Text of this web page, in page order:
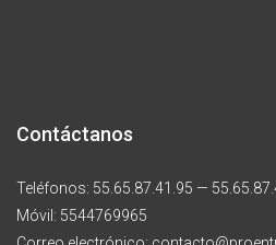
Contáctanos
Teléfonos: 55.65.87.41.95 —
Móvil: 5544769965